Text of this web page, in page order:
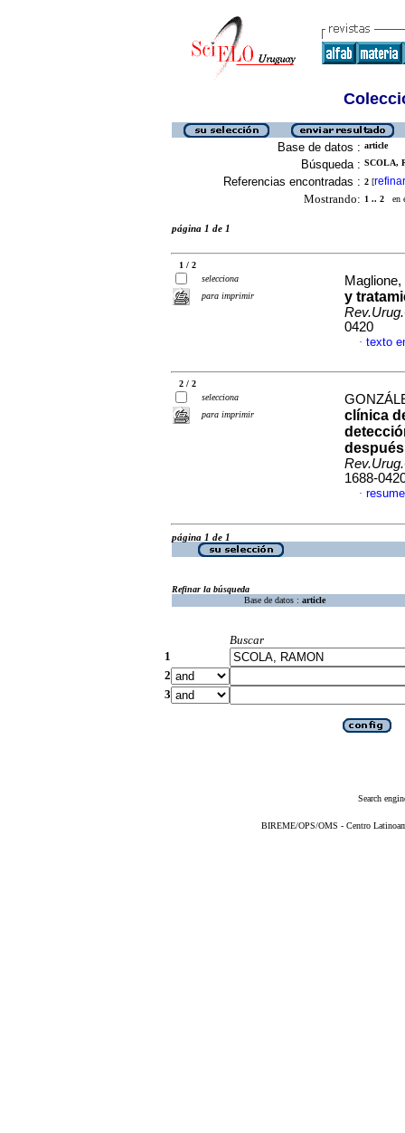
Base de datos : article
Búsqueda : SCOLA,
Referencias encontradas : 2 [refinar
Mostrando: 1 .. 2 en
página 1 de 1
1 / 2
selecciona
para imprimir
y
0420
· texto
2 / 2
selecciona
para imprimir
clínica
1688-
·
página 1 de 1
Refinar la búsqueda
Base de datos : article
Buscar
1
2
3
Search
BIREME/OPS/OMS - Centro